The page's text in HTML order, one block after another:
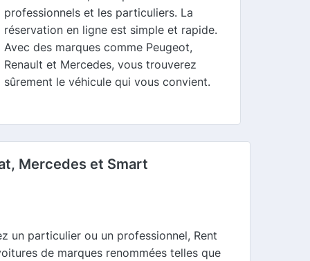
professionnels et les particuliers. La
réservation en ligne est simple et rapide.
Avec des marques comme Peugeot,
Renault et Mercedes, vous trouverez
sûrement le véhicule qui vous convient.
Mercedes et Smart
un particulier ou un professionnel, Rent
de marques renommées telles que